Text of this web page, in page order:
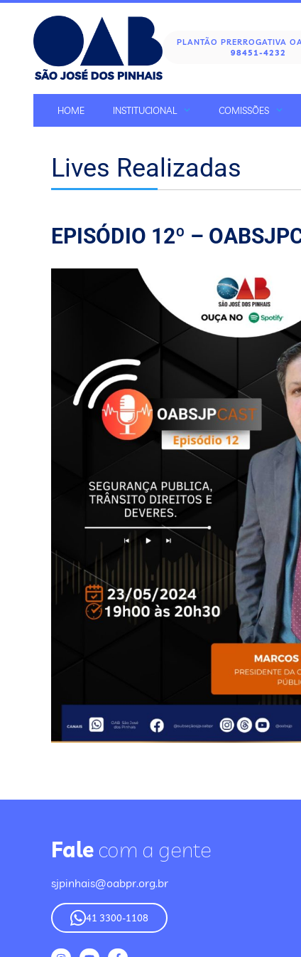
PLANTÃO PRERROGATIVA
98451-4232
HOME INSTITUCIONAL COMISSÕES
Lives Realizadas
EPISÓDIO 12º –
Fale com a gente
sjpinhais@oabpr.org.br
41 3300-1108